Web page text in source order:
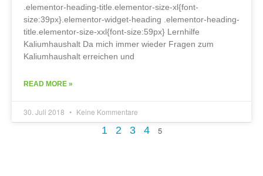
.elementor-heading-title.elementor-size-xl{font-
size:39px}.elementor-widget-heading .elementor-heading-
title.elementor-size-xxl{font-size:59px} Lernhilfe
Kaliumhaushalt Da mich immer wieder Fragen zum
Kaliumhaushalt erreichen und
READ MORE »
30. Juli 2018 Keine Kommentare
1 2 3 4 5